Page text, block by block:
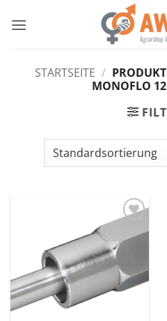
Inhalt
STARTSEITE /
MONOFLO
Favoriten
hinzufügen